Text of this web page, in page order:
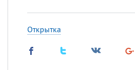
Открытка